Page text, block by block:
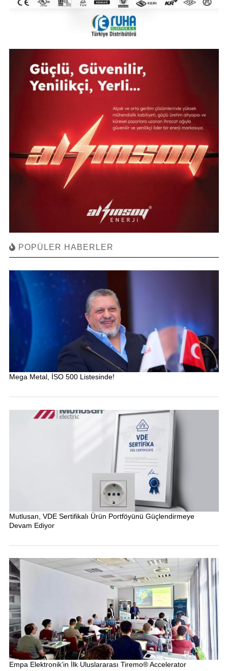
POPÜLER HABERLER
Mega Metal, İSO 500 Listesinde!
Mutlusan, VDE Sertifikalı Ürün Portföyünü Güçlendirmeye
Devam Ediyor
Empa Elektronik’in İlk Uluslararası Tiremo® Accelerator